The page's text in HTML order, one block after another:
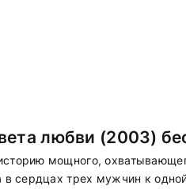
любви (2003)
мощного,
в сердцах трех мужчин к